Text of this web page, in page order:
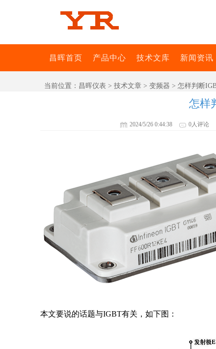
昌晖首页 产品中心 技术文库 新闻资讯
当前位置： 昌晖仪表 > 技术文章 > 变频器 > 怎样判断
怎样
2024/5/26 0:44:38 0人评论
本文要说的话题与IGBT有关，如下图：